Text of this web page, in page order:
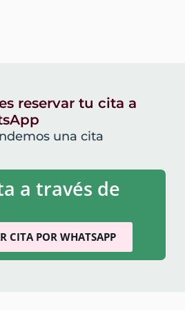
reservar tu cita a
una cita
a través de
CITA POR WHATSAPP